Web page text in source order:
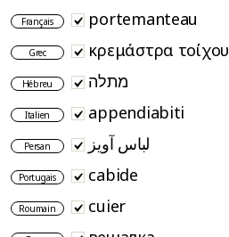
Français portemanteau
Grec κρεμάστρα τοίχου
Hébreu מתלה
Italien appendiabiti
Persan لباس آویز
Portugais cabide
Roumain cuier